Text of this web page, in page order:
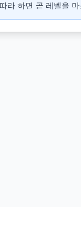
라 하면 곧 레벨을